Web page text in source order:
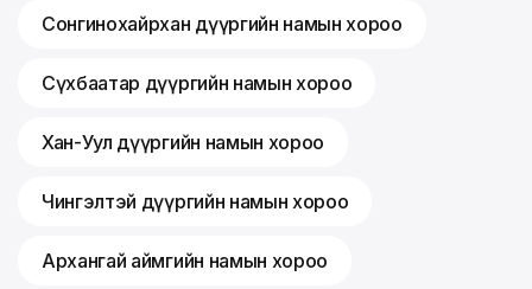
Сонгинохайрхан дүүргийн намын хороо
Сүхбаатар дүүргийн намын хороо
Хан-Уул дүүргийн намын хороо
Чингэлтэй дүүргийн намын хороо
Архангай аймгийн намын хороо